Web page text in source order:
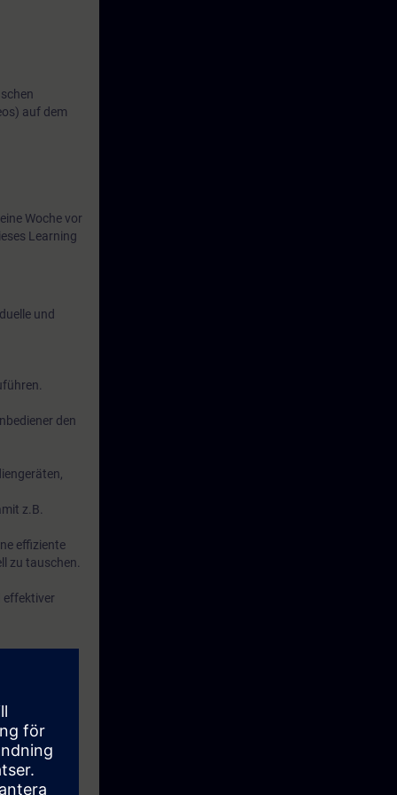
auf dem
Woche vor
Learning
und
den
z.B.
effiziente
zu tauschen.
effektiver